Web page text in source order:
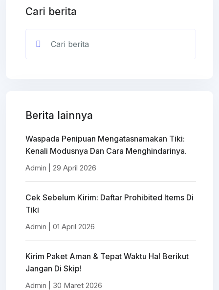
Cari berita
Berita lainnya
Waspada Penipuan Mengatasnamakan Tiki:
Kenali Modusnya Dan Cara Menghindarinya.
Admin | 29 April 2026
Cek Sebelum Kirim: Daftar Prohibited Items Di
Tiki
Admin | 01 April 2026
Kirim Paket Aman & Tepat Waktu Hal Berikut
Jangan Di Skip!
Admin | 30 Maret 2026